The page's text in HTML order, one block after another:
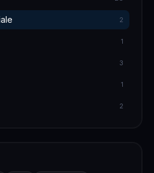
2
1
3
1
2